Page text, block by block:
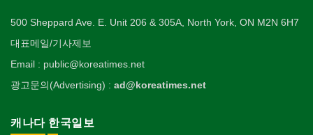
500 Sheppard Ave. E. Unit 206 & 305A, North York, ON M2N 6H7
대표메일/기사제보
Email : public@koreatimes.net
광고문의(Advertising) : ad@koreatimes.net
캐나다 한국일보